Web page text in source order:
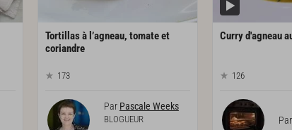
Tortillas à l’agneau, tomate et
coriandre
173
Par Pascale Weeks
BLOGUEUR
Curryd'agneau
126
Par